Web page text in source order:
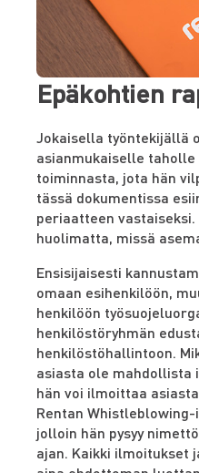
Epäkohtien
Jokaisella työntekijällä
asianmukaiselle
toiminnasta, jota hän
tässä dokumentissa
periaatteen
huolimatta, missä
Ensisijaisesti
omaan esihenkilöön,
henkilöön
henkilöstöryhmän
henkilöstöhallintoon.
asiasta ole
hän voi ilmoittaa
Rentan
jolloin hän pysyy
ajan. Kaikki ilmoitukset